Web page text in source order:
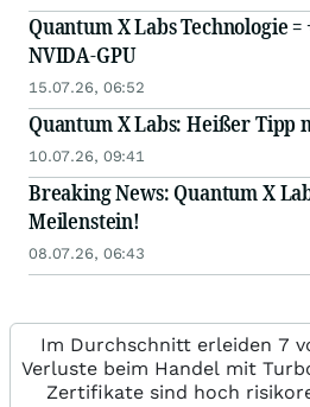
Quantum X Labs Technologie
NVIDA-GPU
15.07.26, 06:52
Quantum X Labs: Heißer Tipp
10.07.26, 09:41
Breaking News: Quantum X
Meilenstein!
08.07.26, 06:43
Im Durchschnitt erleiden 7
Verluste beim Handel mit
Zertifikate sind hoch